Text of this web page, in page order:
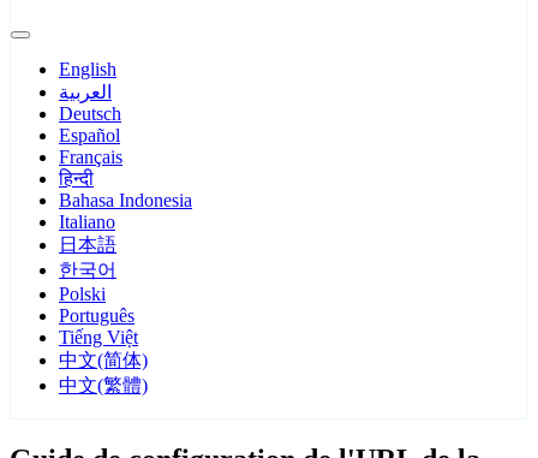
English
العربية
Deutsch
Español
Français
हिन्दी
Bahasa Indonesia
Italiano
日本語
한국어
Polski
Português
Tiếng Việt
中文(简体)
中文(繁體)